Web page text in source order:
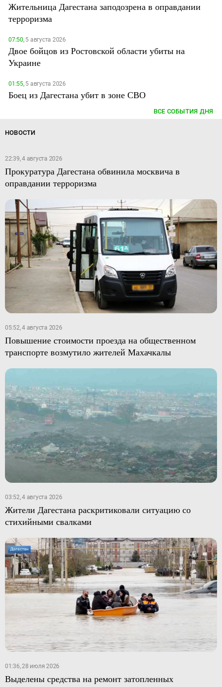
Жительница Дагестана заподозрена в оправдании
терроризма
07:50,5 августа 2026
Двое бойцов из Ростовской области убиты на
Украине
01:55,5 августа 2026
Боец из Дагестана убит в зоне СВО
ВСЕ СОБЫТИЯ ДНЯ
НОВОСТИ
22:39, 4 августа 2026
Прокуратура Дагестана обвинила москвича в
оправдании терроризма
05:52, 4 августа 2026
Повышение стоимости проезда на общественном
транспорте возмутило жителей Махачкалы
03:52, 4 августа 2026
Жители Дагестана раскритиковали ситуацию со
стихийными свалками
01:36, 28 июля 2026
Выделены средства на ремонт затопленных